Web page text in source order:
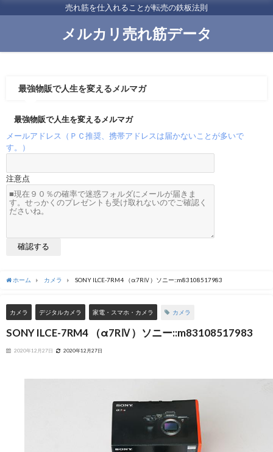
売れ筋を仕入れることが転売の鉄板法則
メルカリ売れ筋データ
最強物販で人生を変えるメルマガ
最強物販で人生を変えるメルマガ
メールアドレス（ＰＣ推奨、携帯アドレスは届かないことが多いで
す。）
注意点
ホーム カメラ SONY ILCE-7RM4 （α7RⅣ）ソニー::m83108517983
カメラ デジタルカメラ 家電・スマホ・カメラ カメラ
SONY ILCE-7RM4 （α7RⅣ）ソニー::m83108517983
2020年12月27日 2020年12月27日